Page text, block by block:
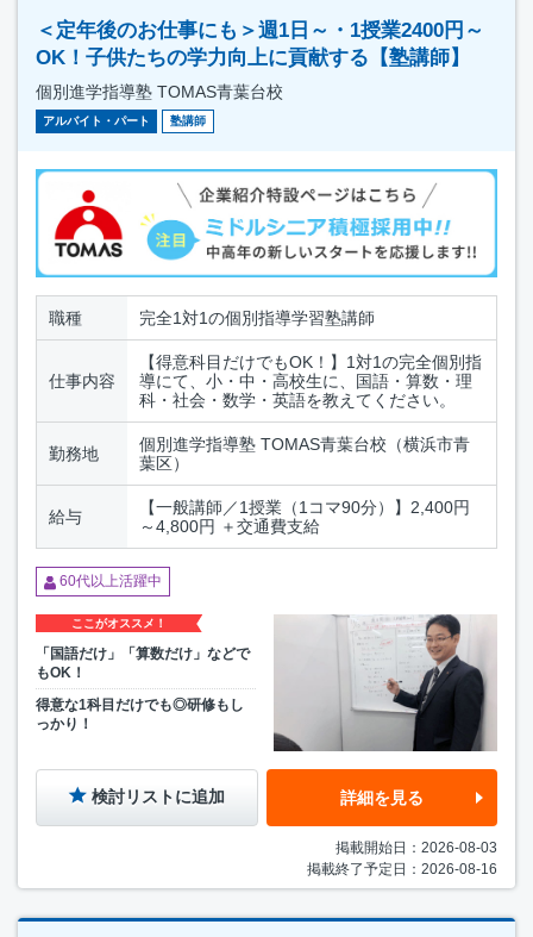
＜定年後のお仕事にも＞週1日～・1授業2400円～
OK！子供たちの学力向上に貢献する【塾講師】
個別進学指導塾 TOMAS青葉台校
アルバイト・パート 塾講師
職種 完全1対1の個別指導学習塾講師
仕事内容
【得意科目だけでもOK！】1対1の完全個別指
導にて、小・中・高校生に、国語・算数・理
科・社会・数学・英語を教えてください。
勤務地
個別進学指導塾 TOMAS青葉台校（横浜市青
葉区）
給与
【一般講師／1授業（1コマ90分）】2,400円
～4,800円 ＋交通費支給
60代以上活躍中
ここがオススメ！
「国語だけ」「算数だけ」などで
もOK！
得意な1科目だけでも◎研修もし
っかり！
検討リストに追加 詳細を見る
掲載開始日：2026-08-03
掲載終了予定日：2026-08-16